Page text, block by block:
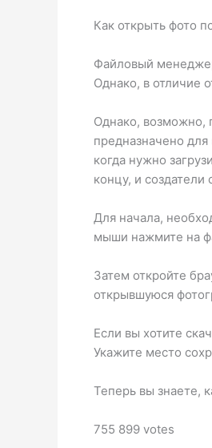
Как открыть фото
Файловый
Однако, в отличие
Однако, возможно,
предназначено
когда нужно
концу, и
Для начала,
мыши нажмите на
Затем откройте
открывшуюся
Если вы хотите
Укажите место
Теперь вы знаете,
755 899 votes